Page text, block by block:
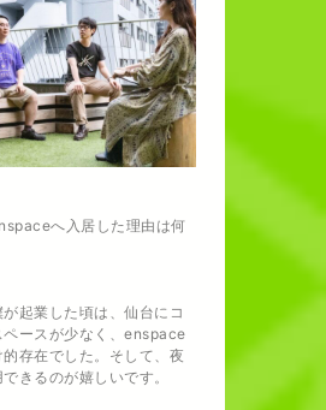
へ入居した理由は何
が起業した頃は、仙台にコ
ペースが少なく、enspace
存在でした。そして、夜
きるのが嬉しいです。